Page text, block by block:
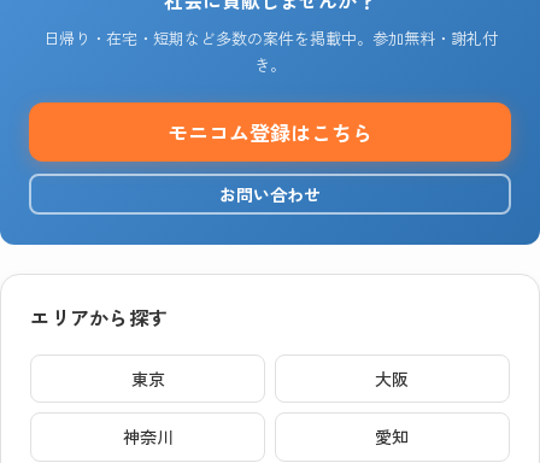
日帰り・在宅・短期など多数の案件を掲載中。参加無料・謝礼付
き。
モニコム登録はこちら
お問い合わせ
エリアから探す
東京 大阪
神奈川 愛知